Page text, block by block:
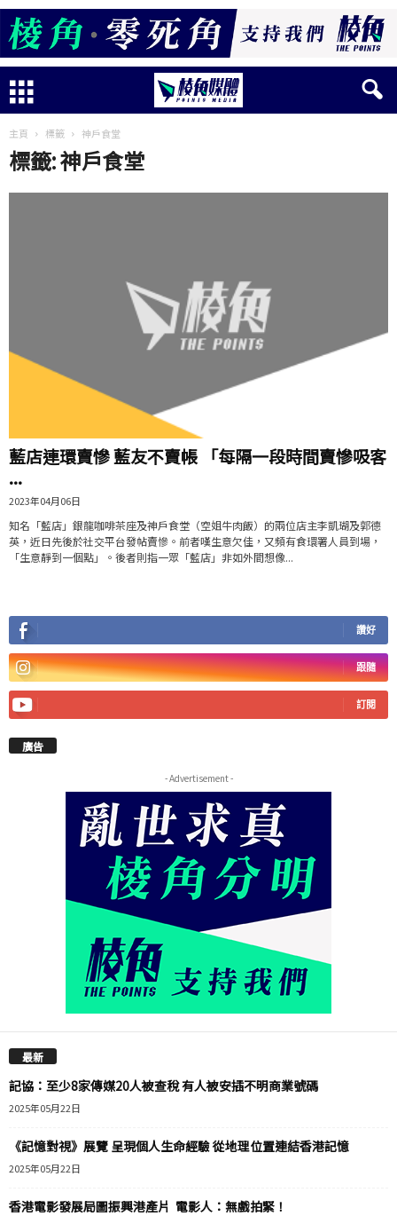
主頁 標籤 神戶食堂
標籤: 神戶食堂
藍店連環賣慘 藍友不賣帳 「每隔一段時間賣慘吸客
...
2023年04月06日
知名「藍店」銀龍咖啡茶座及神戶食堂（空姐牛肉飯）的兩位店主李凱瑚及郭德
英，近日先後於社交平台發帖賣慘。前者嘆生意欠佳，又頻有食環署人員到場，
「生意靜到一個點」。後者則指一眾「藍店」非如外間想像...
讚好
跟隨
訂閱
廣告
- Advertisement -
最新
記協：至少8家傳媒20人被查稅 有人被安插不明商業號碼
2025年05月22日
《記憶對視》展覽 呈現個人生命經驗 從地理位置連結香港記憶
2025年05月22日
香港電影發展局圖振興港產片 電影人：無戲拍緊！